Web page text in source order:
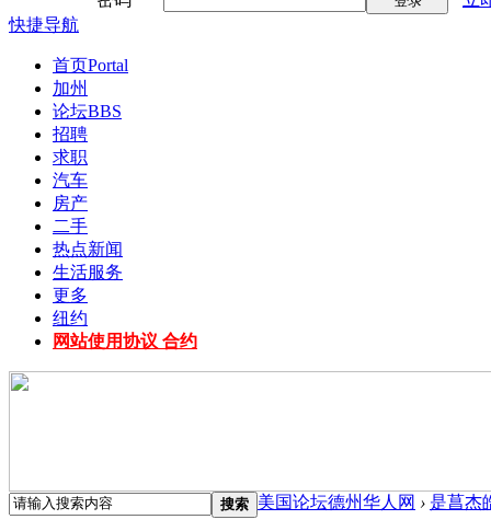
快捷导航
首页Portal
加州
论坛BBS
招聘
求职
汽车
房产
二手
热点新闻
生活服务
更多
纽约
网站使用协议 合约
搜索 美国论坛德州华人网 › 是菖杰